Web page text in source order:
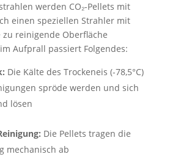
werden CO₂-Pellets mit
einen speziellen Strahler mit
reinigende Oberfläche
Aufprall passiert Folgendes:
Die Kälte des Trockeneis (-78,5°C)
spröde werden und sich
lösen
Die Pellets tragen die
mechanisch ab